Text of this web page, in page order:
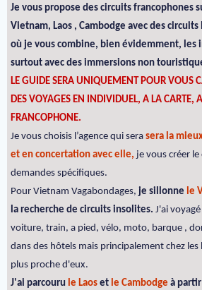
Je vous propose des circuits francophones
Vietnam, Laos , Cambodge avec des
où je vous combine, bien évidemment, les
surtout avec des immersions non
LE GUIDE SERA UNIQUEMENT POUR VOUS
DES VOYAGES EN INDIVIDUEL, A LA CARTE,
FRANCOPHONE.
Je vous choisis l’agence qui sera sera la
et en concertation avec elle, je vous créer
demandes spécifiques.
Pour Vietnam Vagabondages, je sillonne le
la recherche de circuits insolites. J'ai
voiture, train, a pied, vélo, moto, barque ,
dans des hôtels mais principalement chez
plus proche d'eux.
J'ai parcouru le Laos et le Cambodge à